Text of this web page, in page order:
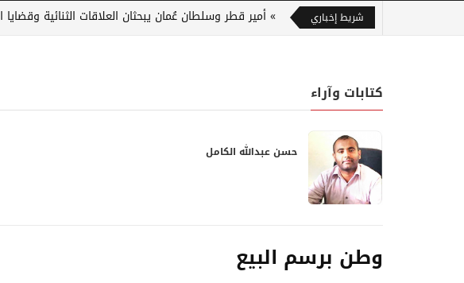
شريط إخباري أمير قطر وسلطان عُمان يبحثان العلاقات الثنائية وقضايا
كتابات وآراء
حسن عبدالله الكامل
وطن برسم البيع